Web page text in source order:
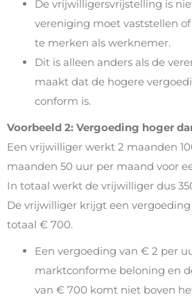
De vrijwilligersvrijstelling is
vereniging moet vaststellen
te merken als werknemer.
Dit is alleen anders als de
maakt dat de hogere
conform is.
Voorbeeld 2: Vergoeding hoger
Een vrijwilliger werkt 2 maanden
maanden 50 uur per maand voor
In totaal werkt de vrijwilliger dus
De vrijwilliger krijgt een
totaal € 700.
Een vergoeding van € 2 per
marktconforme beloning en
van € 700 komt niet boven